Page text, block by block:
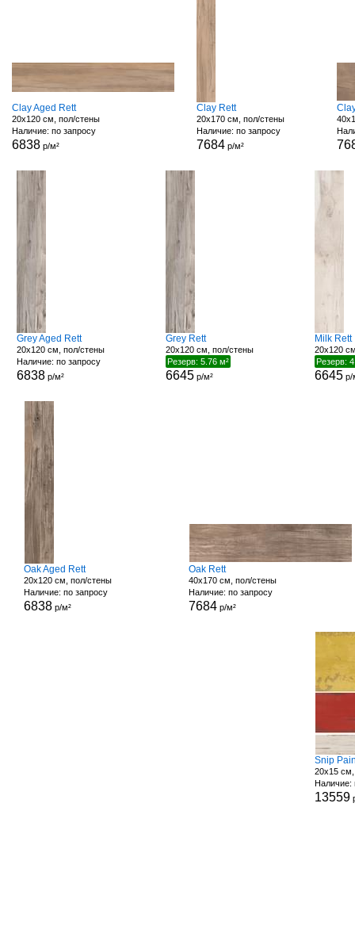
Clay Aged Rett
20x120 см, пол/стены
Наличие: по запросу
6838 р/м²
Clay Rett
20x170 см, пол/стены
Наличие: по запросу
7684р/м²
Grey Aged Rett
20x120 см, пол/стены
Наличие: по запросу
6838р/м²
Grey Rett
20x120 см, пол/стены
Резерв: 5.76 м²
6645 р/м²
Milk Rett
20x120
Резерв:
6645 р/
Oak Aged Rett
20x120 см, пол/стены
Наличие: по запросу
6838 р/м²
Oak Rett
40x170 см, пол/стены
Наличие: по запросу
7684 р/м²
Snip
20x15
Наличие:
13559